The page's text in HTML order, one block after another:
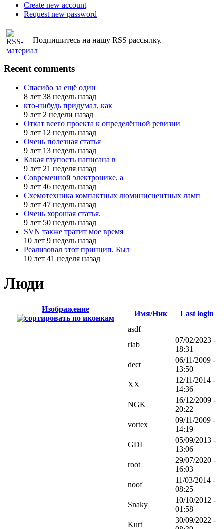
Create new account
Request new password
Подпишитесь на нашу RSS рассылку.
Recent comments
Спасибо за ещё один
8 лет 38 недель назад
кто-нибудь придумал, как
9 лет 2 недели назад
Откат всего проекта к определённой ревизии
9 лет 12 недель назад
Очень полезная статья
9 лет 13 недель назад
Какая глупость написана в
9 лет 21 неделя назад
Современной электронике, а
9 лет 46 недель назад
Схемотехника компактных люминисцентных ламп
9 лет 47 недель назад
Очень хорошая статья.
9 лет 50 недель назад
SVN также тратит мое время
10 лет 9 недель назад
Реализовал этот принцип. Был
10 лет 41 неделя назад
Люди
Изображение
Имя/Ник
Last login
asdf
rlab
07/02/2023 -
18:31
dect
06/11/2009 -
13:50
XX
12/11/2014 -
14:36
NGK
16/12/2009 -
20:22
vortex
09/11/2009 -
14:19
GDI
05/09/2013 -
13:06
root
29/07/2020 -
16:03
noof
11/03/2014 -
08:25
Snaky
10/10/2012 -
01:58
Kurt
30/09/2022 -